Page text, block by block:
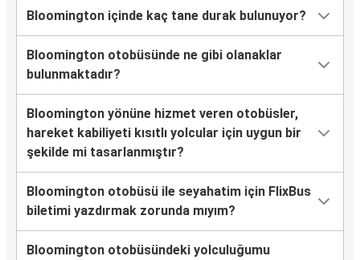
Bloomington içinde kaç tane durak bulunuyor?
Bloomington otobüsünde ne gibi olanaklar
bulunmaktadır?
Bloomington yönüne hizmet veren otobüsler,
hareket kabiliyeti kısıtlı yolcular için uygun bir
şekilde mi tasarlanmıştır?
Bloomington otobüsü ile seyahatim için FlixBus
biletimi yazdırmak zorunda mıyım?
Bloomington otobüsündeki yolculuğumu